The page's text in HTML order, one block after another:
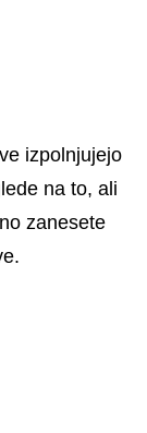
izpolnjujejo
na to, ali
zanesete